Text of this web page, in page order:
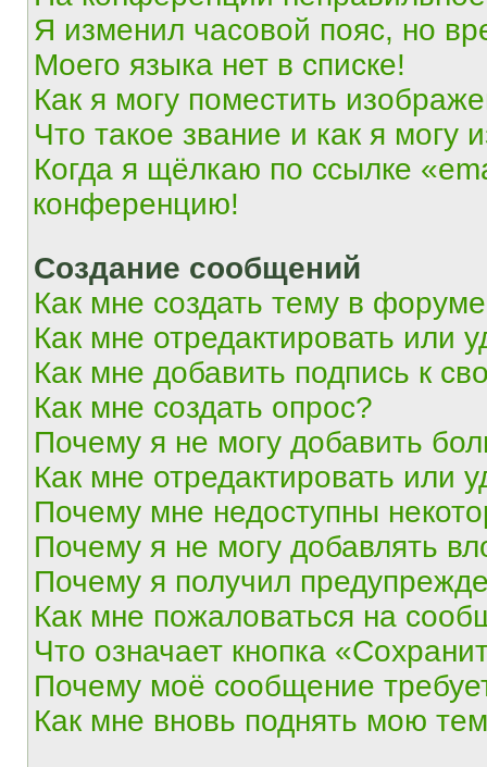
Я изменил часовой пояс, но
Моего языка нет в списке!
Как я могу поместить
Что такое звание и как я могу
Когда я щёлкаю по ссылке
конференцию!
Создание сообщений
Как мне создать тему в
Как мне отредактировать или
Как мне добавить подпись к
Как мне создать опрос?
Почему я не могу добавить
Как мне отредактировать или
Почему мне недоступны
Почему я не могу добавлять
Почему я получил
Как мне пожаловаться на
Что означает кнопка
Почему моё сообщение
Как мне вновь поднять мою